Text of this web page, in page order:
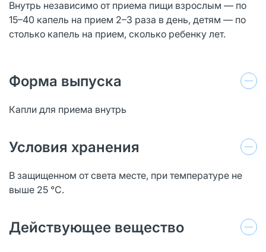
Внутрь независимо от приема пищи взрослым — по
15–40 капель на прием 2–3 раза в день, детям — по
столько капель на прием, сколько ребенку лет.
Форма выпуска
Капли для приема внутрь
Условия хранения
В защищенном от света месте, при температуре не
выше 25 °С.
Действующее вещество